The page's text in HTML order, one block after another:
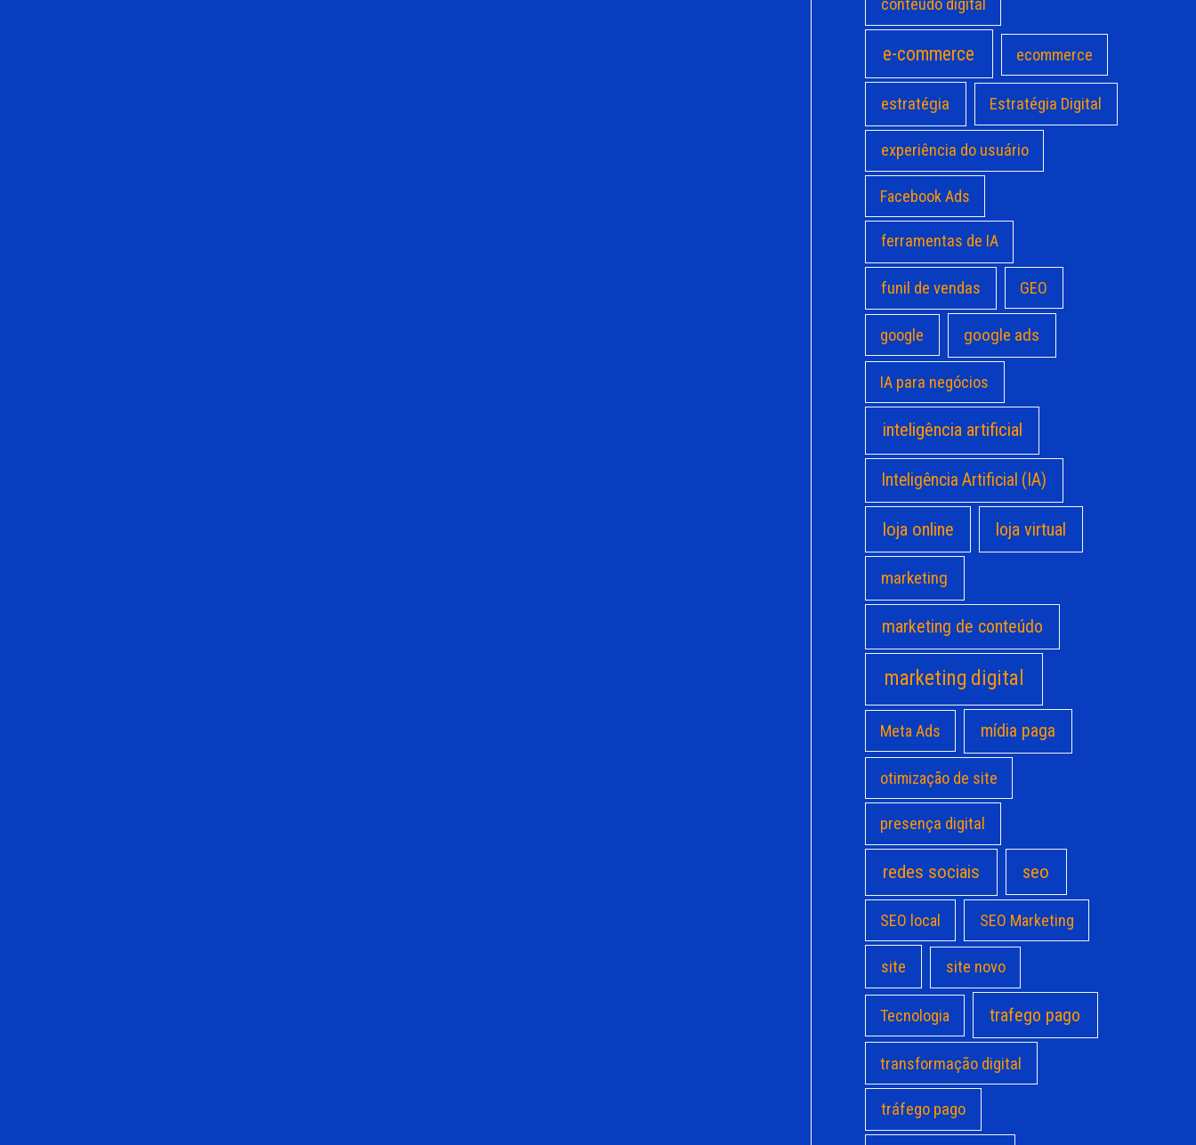
conteúdo digital
e-commerce ecommerce
estratégia Estratégia Digital
experiência do usuário
Facebook Ads
ferramentas de IA
funil de vendas GEO
google google ads
IA para negócios
inteligência artificial
Inteligência Artificial (IA)
loja online loja virtual
marketing
marketing de conteúdo
marketing digital
Meta Ads mídia paga
otimização de site
presença digital
redes sociais seo
SEO local SEO Marketing
site site novo
Tecnologia trafego pago
transformação digital
tráfego pago